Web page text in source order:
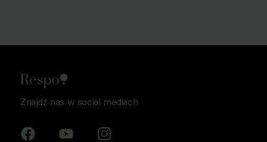
Znajdź nas w social mediach